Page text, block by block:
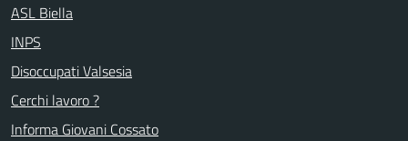
ASL Biella
INPS
Disoccupati Valsesia
Cerchi lavoro ?
Informa Giovani Cossato